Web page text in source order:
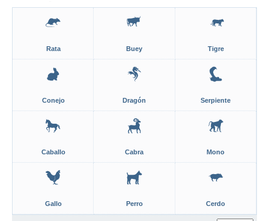
Rata Buey Tigre
Conejo Dragón Serpiente
Caballo Cabra Mono
Gallo Perro Cerdo